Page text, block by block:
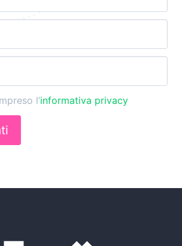
l’informativa privacy